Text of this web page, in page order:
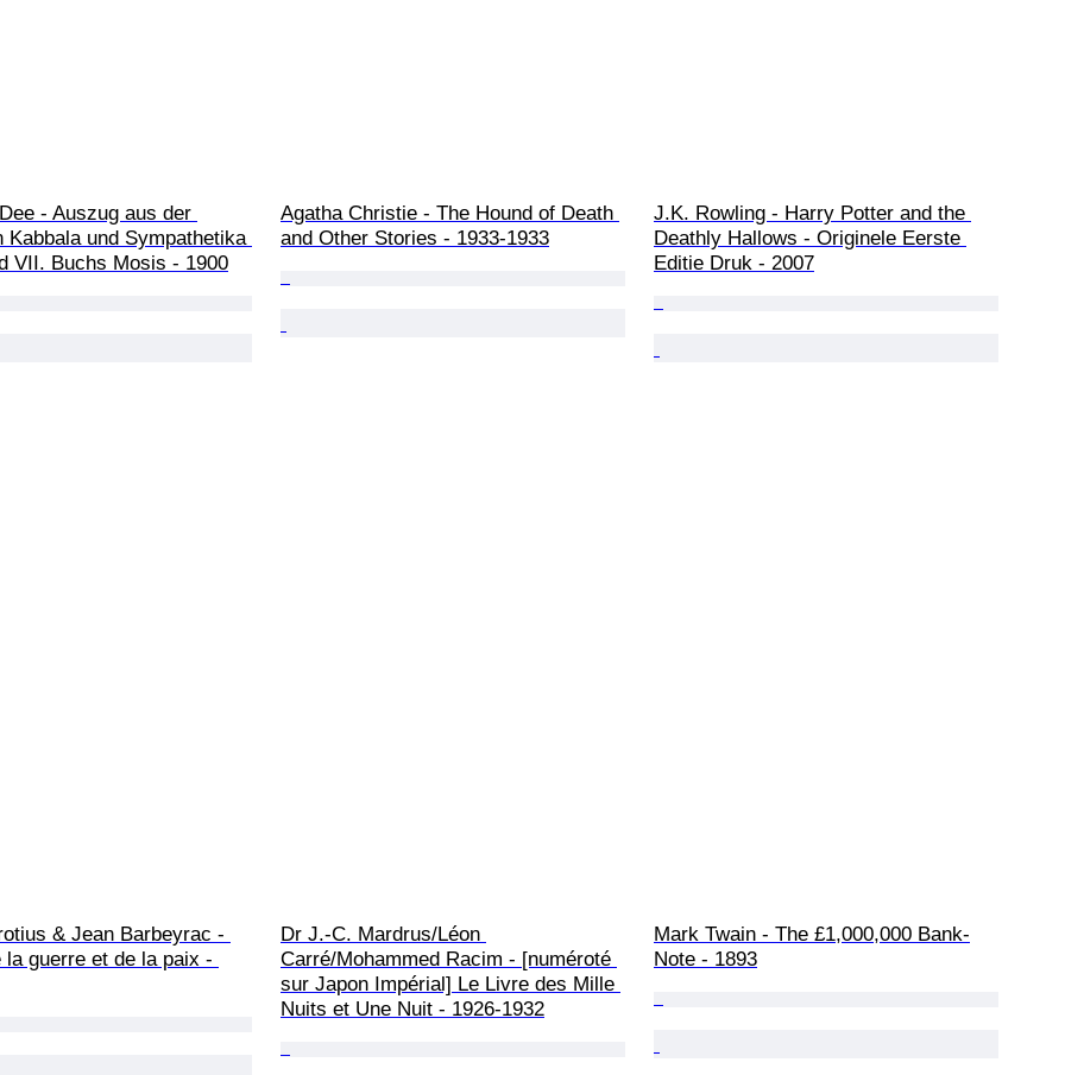
- Auszug aus der
Kabbala und Sympathetika
VII. Buchs Mosis - 1900
Agatha Christie - The Hound of Death
and Other Stories - 1933-1933
J.K. Rowling - Harry Potter and the
Deathly Hallows - Originele Eerste
Editie Druk - 2007
& Jean Barbeyrac -
la guerre et de la paix -
Dr J.-C. Mardrus/Léon
Carré/Mohammed Racim - [numéroté
sur Japon Impérial] Le Livre des Mille
Nuits et Une Nuit - 1926-1932
Mark Twain - The £1,000,000 Bank-
Note - 1893